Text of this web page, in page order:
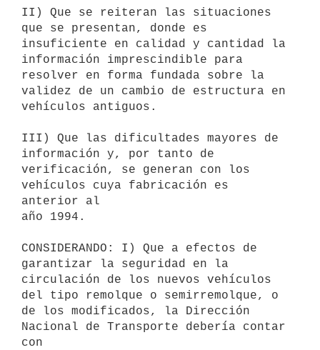
II) Que se reiteran las situaciones
que se presentan, donde es
insuficiente en calidad y cantidad la
información imprescindible para
resolver en forma fundada sobre la
validez de un cambio de estructura en
vehículos antiguos.
III) Que las dificultades mayores de
información y, por tanto de
verificación, se generan con los
vehículos cuya fabricación es
anterior al
año 1994.
CONSIDERANDO: I) Que a efectos de
garantizar la seguridad en la
circulación de los nuevos vehículos
del tipo remolque o semirremolque, o
de los modificados, la Dirección
Nacional de Transporte debería contar
con